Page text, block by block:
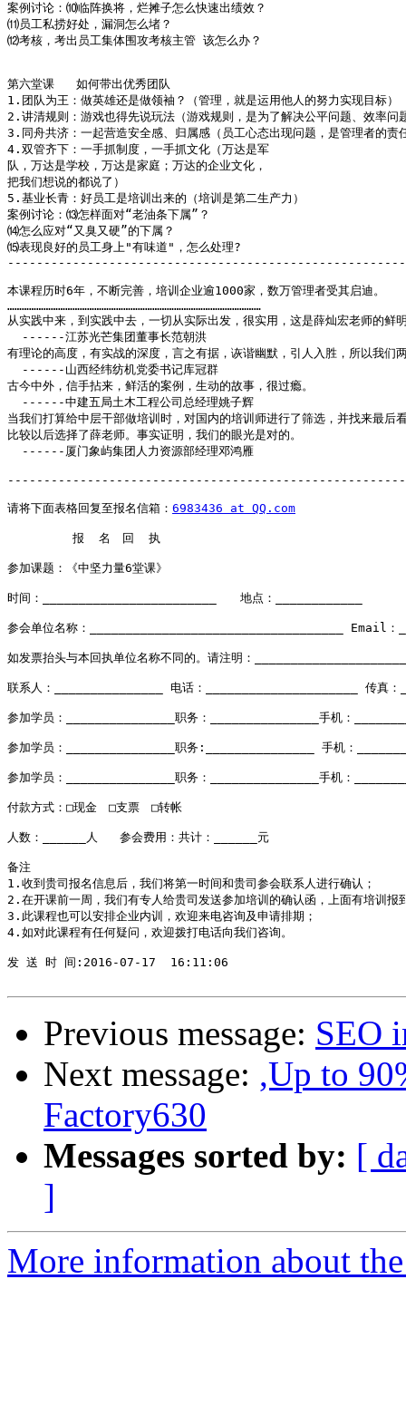
案例讨论：⑽临阵换将，烂摊子怎么快速出绩效？
⑾员工私捞好处，漏洞怎么堵？
⑿考核，考出员工集体围攻考核主管 该怎么办？
第六堂课   如何带出优秀团队
1.团队为王：做英雄还是做领袖？（管理，就是运用他人的努力实现目标）
2.讲清规则：游戏也得先说玩法（游戏规则，是为了解决公平问题、效率问
3.同舟共济：一起营造安全感、归属感（员工心态出现问题，是管理者的责
4.双管齐下：一手抓制度，一手抓文化（万达是军
队，万达是学校，万达是家庭；万达的企业文化，
把我们想说的都说了）
5.基业长青：好员工是培训出来的（培训是第二生产力）
案例讨论：⒀怎样面对“老油条下属”？
⒁怎么应对“又臭又硬”的下属？
⒂表现良好的员工身上"有味道"，怎么处理?
本课程历时6年，不断完善，培训企业逾1000家，数万管理者受其启迪。
……………………………………………………………………………………………
从实践中来，到实践中去，一切从实际出发，很实用，这是薛灿宏老师的鲜
  ------江苏光芒集团董事长范朝洪
有理论的高度，有实战的深度，言之有据，诙谐幽默，引人入胜，所以我们
  ------山西经纬纺机党委书记库冠群
古今中外，信手拈来，鲜活的案例，生动的故事，很过瘾。
  ------中建五局土木工程公司总经理姚子辉
当我们打算给中层干部做培训时，对国内的培训师进行了筛选，并找来最后
比较以后选择了薛老师。事实证明，我们的眼光是对的。
  ------厦门象屿集团人力资源部经理邓鸿雁
请将下面表格回复至报名信箱： 6983436 at QQ.com
         报  名　回  执
参加课题：《中坚力量6堂课》
时间：________________________　　地点：____________
参会单位名称：___________________________________ Email
如发票抬头与本回执单位名称不同的。请注明：
联系人：_______________ 电话：_____________________ 传真
参加学员：_______________职务：_______________手机：
参加学员：_______________职务:_______________ 手机：
参加学员：_______________职务：_______________手机：
付款方式：□现金　□支票　□转帐
人数：______人   参会费用：共计：______元
备注
1.收到贵司报名信息后，我们将第一时间和贵司参会联系人进行确认；
2.在开课前一周，我们有专人给贵司发送参加培训的确认函，上面有培训报
3.此课程也可以安排企业内训，欢迎来电咨询及申请排期；
4.如对此课程有任何疑问，欢迎拨打电话向我们咨询。
发 送 时 间:2016-07-17  16:11:06
Previous message: SEO
Next message: ,Up to
Factory630
Messages sorted by: [
]
More information about